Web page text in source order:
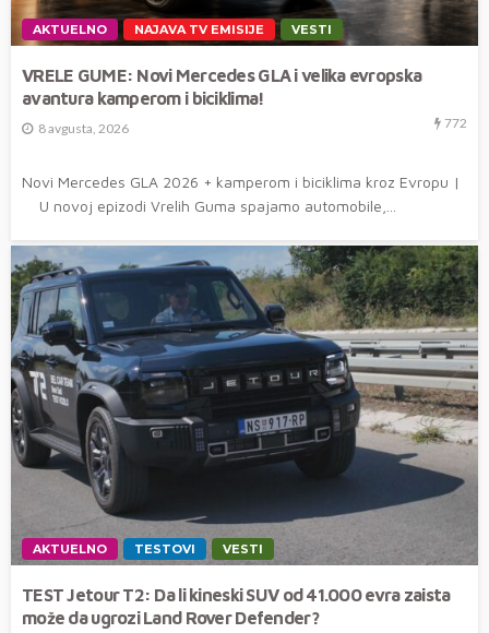
AKTUELNO NAJAVA TV EMISIJE VESTI
VRELE GUME: Novi Mercedes GLA i velika evropska
avantura kamperom i biciklima!
8 avgusta, 2026 772
Novi Mercedes GLA 2026 + kamperom i biciklima kroz Evropu |
U novoj epizodi Vrelih Guma spajamo automobile,...
AKTUELNO TESTOVI VESTI
TEST Jetour T2: Da li kineski SUV od 41.000 evra zaista
može da ugrozi Land Rover Defender?